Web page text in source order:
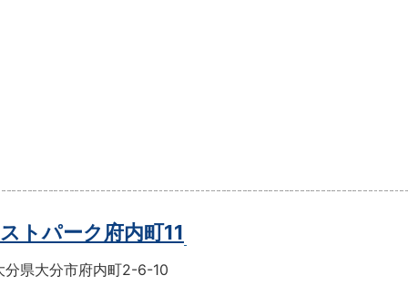
トパーク府内町11
分県大分市府内町2-6-10